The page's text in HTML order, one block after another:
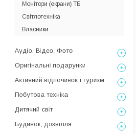
Монітори (екрани) ТБ
Світлотехніка
Власники
Аудіо, Відео, Фото
Оригінальні подарунки
Активний відпочинок і туризм
Побутова техніка
Дитячий світ
Будинок, дозвілля